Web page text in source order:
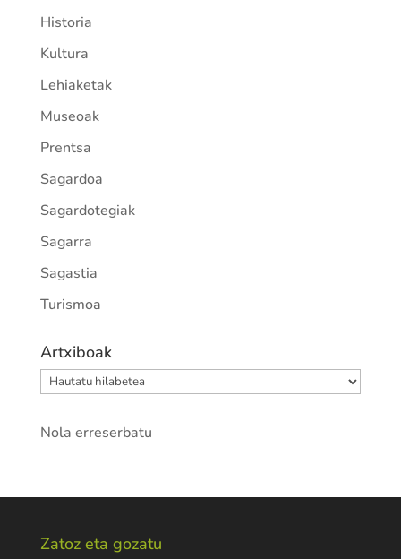
Historia
Kultura
Lehiaketak
Museoak
Prentsa
Sagardoa
Sagardotegiak
Sagarra
Sagastia
Turismoa
Artxiboak
Artxiboak
Nola erreserbatu
Zatoz eta gozatu